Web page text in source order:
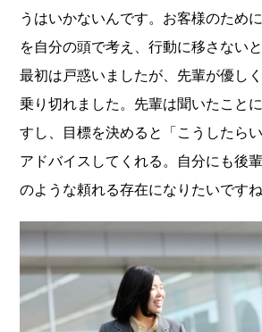
うはいかないんです。お客様のため
を自分の頭で考え、行動に移さないと
最初は戸惑いましたが、先輩が優し
乗り切れました。先輩は聞いたこと
すし、目標を決めると「こうしたら
アドバイスしてくれる。自分にも後
のような頼れる存在になりたいですね